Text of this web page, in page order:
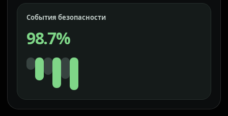
События безопасности
98.7%